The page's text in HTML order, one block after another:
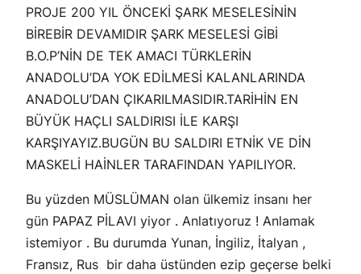
PROJE 200 YIL ÖNCEKİ ŞARK MESELESİNİN
BİREBİR DEVAMIDIR ŞARK MESELESİ GİBİ
B.O.P’NİN DE TEK AMACI TÜRKLERİN
ANADOLU’DA YOK EDİLMESİ KALANLARINDA
ANADOLU’DAN ÇIKARILMASIDIR.TARİHİN EN
BÜYÜK HAÇLI SALDIRISI İLE KARŞI
KARŞIYAYIZ.BUGÜN BU SALDIRI ETNİK VE DİN
MASKELİ HAİNLER TARAFINDAN YAPILIYOR.
Bu yüzden MÜSLÜMAN olan ülkemiz insanı her
gün PAPAZ PİLAVI yiyor . Anlatıyoruz ! Anlamak
istemiyor . Bu durumda Yunan, İngiliz, İtalyan ,
Fransız, Rus bir daha üstünden ezip geçerse belki